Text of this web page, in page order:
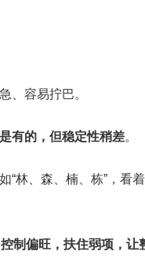
、容易拧巴。
有的，但稳定性稍差。
“林、森、楠、栋”，看
控制偏旺，扶住弱项，让